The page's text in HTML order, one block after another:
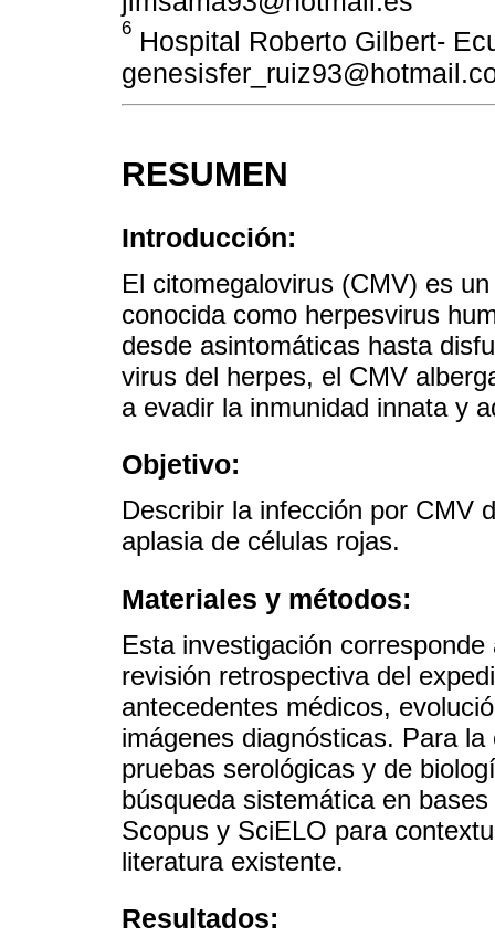
6 Hospital Roberto Gilbert-
RESUMEN
Introducción:
El citomegalovirus (CMV) es
conocida como herpesvirus
desde asintomáticas hasta
virus del herpes, el CMV
a evadir la inmunidad innata y
Objetivo:
Describir la infección por CMV
aplasia de células rojas.
Materiales y métodos:
Esta investigación
revisión retrospectiva del
antecedentes médicos,
imágenes diagnósticas. Para
pruebas serológicas y de
búsqueda sistemática en
Scopus y SciELO para
literatura existente.
Resultados: